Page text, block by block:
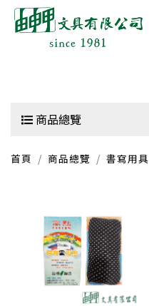
商品總覽
首頁 商品總覽 書寫用具